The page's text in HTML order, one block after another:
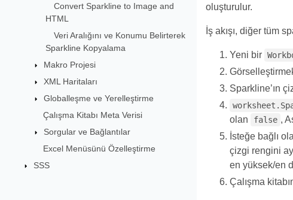
Convert Sparkline to Image and
HTML
Veri Aralığını ve Konumu Belirterek
Sparkline Kopyalama
Makro Projesi
XML Haritaları
Globalleşme ve Yerelleştirme
Çalışma Kitabı Meta Verisi
Sorgular ve Bağlantılar
Excel Menüsünü Özelleştirme
SSS
oluşturulur.
İş akışı, diğer tüm
Yeni bir
Sparkline’ın
olan
false ,
İsteğe bağlı
çizgi rengini
en yüksek/en
Çalışma